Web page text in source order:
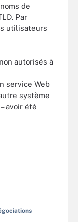
de
Par
utilisateurs
autorisés à
service Web
système
avoir été